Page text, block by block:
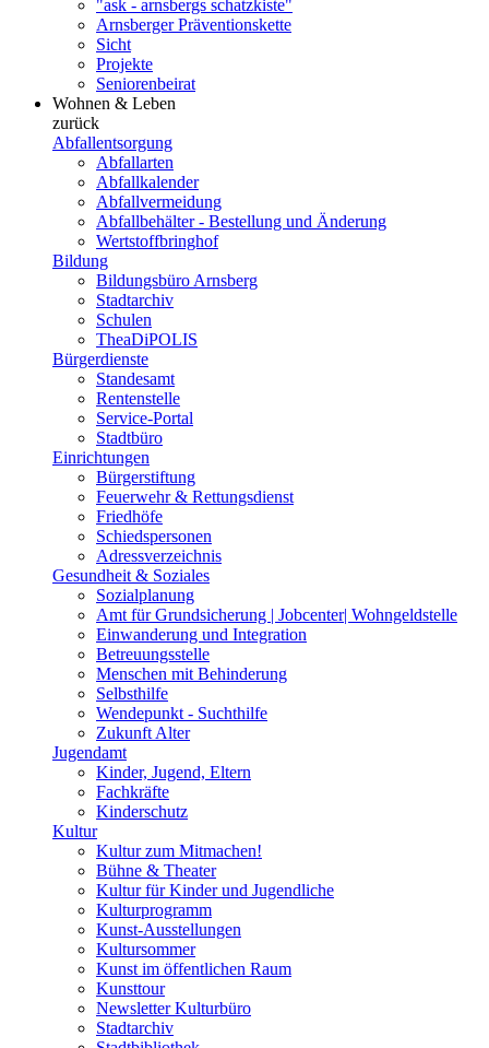
"ask - arnsbergs schatzkiste"
Arnsberger Präventionskette
Sicht
Projekte
Seniorenbeirat
Wohnen & Leben
zurück
Abfallentsorgung
Abfallarten
Abfallkalender
Abfallvermeidung
Abfallbehälter - Bestellung und Änderung
Wertstoffbringhof
Bildung
Bildungsbüro Arnsberg
Stadtarchiv
Schulen
TheaDiPOLIS
Bürgerdienste
Standesamt
Rentenstelle
Service-Portal
Stadtbüro
Einrichtungen
Bürgerstiftung
Feuerwehr & Rettungsdienst
Friedhöfe
Schiedspersonen
Adressverzeichnis
Gesundheit & Soziales
Sozialplanung
Amt für Grundsicherung | Jobcenter| Wohngeldstelle
Einwanderung und Integration
Betreuungsstelle
Menschen mit Behinderung
Selbsthilfe
Wendepunkt - Suchthilfe
Zukunft Alter
Jugendamt
Kinder, Jugend, Eltern
Fachkräfte
Kinderschutz
Kultur
Kultur zum Mitmachen!
Bühne & Theater
Kultur für Kinder und Jugendliche
Kulturprogramm
Kunst-Ausstellungen
Kultursommer
Kunst im öffentlichen Raum
Kunsttour
Newsletter Kulturbüro
Stadtarchiv